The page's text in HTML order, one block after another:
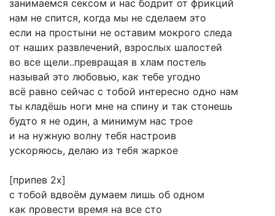
занимаемся сексом и нас бодрит от фрикций
нам не спится, когда мы не сделаем это
если на простыни не оставим мокрого следа
от наших развлечений, взрослых шалостей
во все щели..превращая в хлам постель
называй это любовью, как тебе угодно
всё равно сейчас с тобой интересно одно нам
ты кладёшь ноги мне на спину и так стонешь
будто я не один, а минимум нас трое
и на нужную волну тебя настроив
ускоряюсь, делаю из тебя жаркое
[припев 2х]
с тобой вдвоём думаем лишь об одном
как провести время на все сто